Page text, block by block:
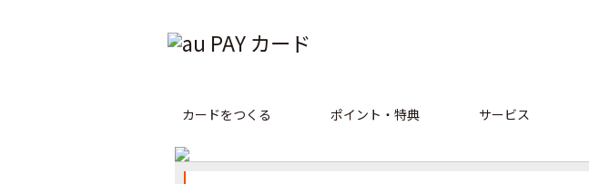
カードをつくる ポイント・特典 サービス